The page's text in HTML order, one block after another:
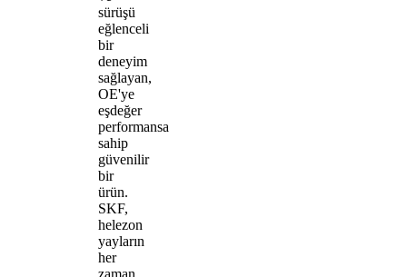
sürüşü
eğlenceli
bir
deneyim
sağlayan,
OE'ye
eşdeğer
performansa
sahip
güvenilir
bir
ürün.
SKF,
helezon
yayların
her
zaman